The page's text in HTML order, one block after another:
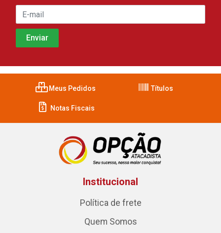
Meus Pedidos Títulos
Notas Fiscais
Institucional
Política de frete
Quem Somos